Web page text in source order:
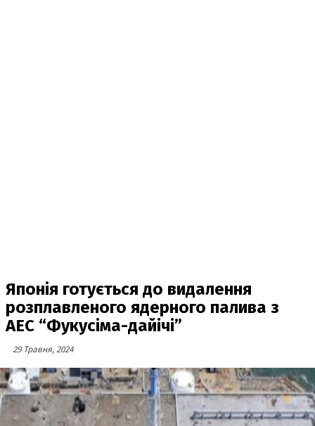
Японія готується до видалення
розплавленого ядерного палива з
АЕС “Фукусіма-дайічі”
29 Травня, 2024